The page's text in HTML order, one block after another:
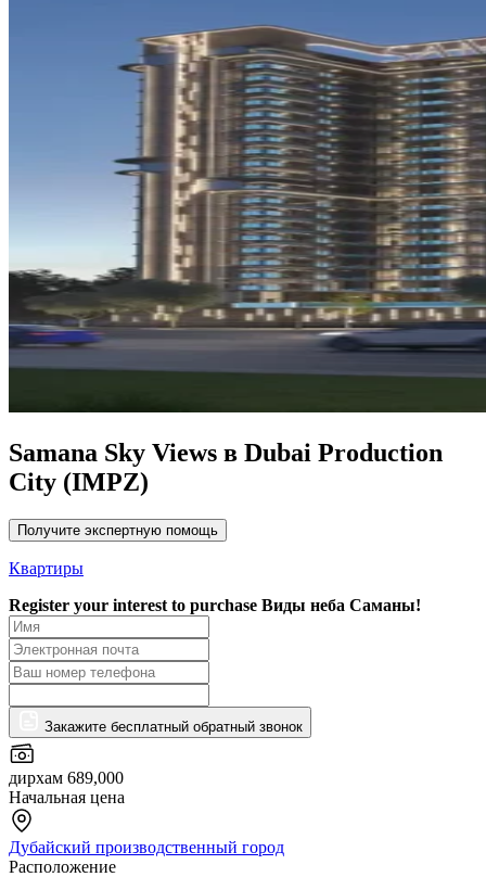
Samana Sky Views в Dubai Production
City (IMPZ)
Получите экспертную помощь
Квартиры
Register your interest to purchase Виды неба Саманы!
Закажите бесплатный обратный звонок
дирхам 689,000
Начальная цена
Дубайский производственный город
Расположение